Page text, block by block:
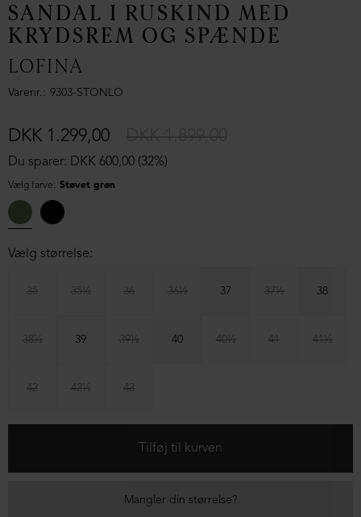
SANDAL I RUSKIND MED
KRYDSREM OG SPÆNDE
LOFINA
Varenr. 9303-STONLO
Du sparer: DKK 600,00 (32%)
DKK 1.299,00
Vælg farve: Støvet grøn
Vælg størrelse:
35 35½ 36 36½ 37 37½ 38
38½ 39 39½ 40 40½ 41 41½
42 42½ 43
Mangler din størrelse?